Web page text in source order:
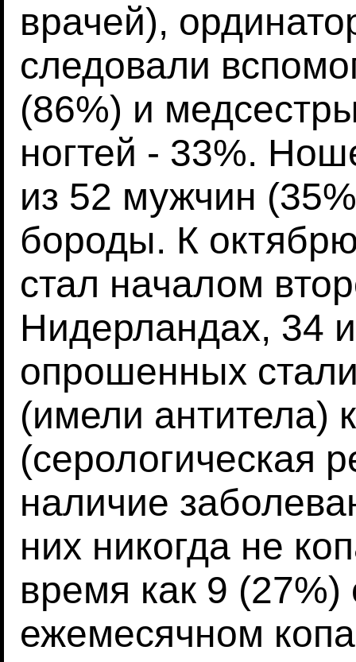
врачей),
следовали
(86%) и
ногтей - 33%.
из 52 мужчин
бороды. К
стал началом
Нидерландах, 34
опрошенных
(имели антитела)
(серологическая
наличие
них никогда не
время как 9
ежемесячном